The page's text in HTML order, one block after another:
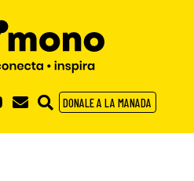
DONALE A LA MANADA